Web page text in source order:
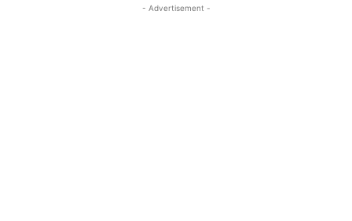
- Advertisement -